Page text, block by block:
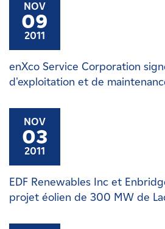
NOV
09
2011
enXco Service Corporation
d'exploitation et de
NOV
03
2011
EDF Renewables Inc et
projet éolien de 300 MW de